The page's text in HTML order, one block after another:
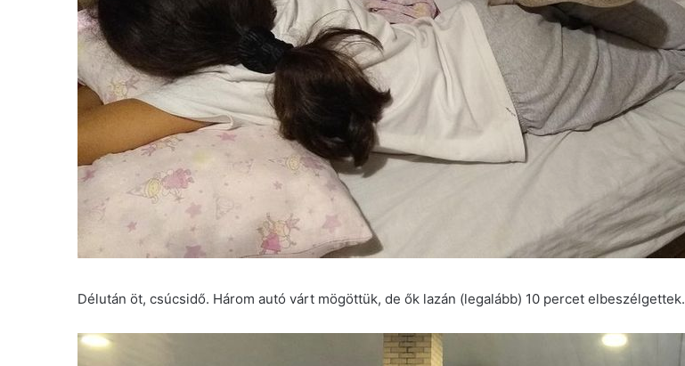
Délután öt, csúcsidő. Három autó várt mögöttük, de ők lazán (legalább) 10 percet elbeszélgettek.